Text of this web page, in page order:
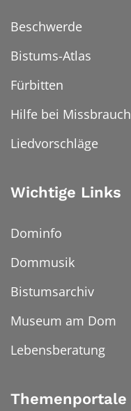
Beschwerde
Bistums-Atlas
Fürbitten
Hilfe bei Missbrauch
Liedvorschläge
Wichtige Links
Dominfo
Dommusik
Bistumsarchiv
Museum am Dom
Lebensberatung
Themenportale